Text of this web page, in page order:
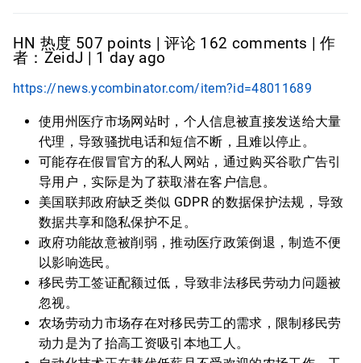
HN 热度 507 points | 评论 162 comments | 作
者：ZeidJ | 1 day ago
https://news.ycombinator.com/item?id=48011689
使用州医疗市场网站时，个人信息被直接发送给大量
代理，导致骚扰电话和短信不断，且难以停止。
可能存在假冒官方的私人网站，通过购买谷歌广告引
导用户，实际是为了获取潜在客户信息。
美国联邦政府缺乏类似 GDPR 的数据保护法规，导致
数据共享和隐私保护不足。
政府功能故意被削弱，推动医疗政策倒退，制造不便
以影响选民。
移民劳工签证配额过低，导致非法移民劳动力问题被
忽视。
农场劳动力市场存在对移民劳工的需求，限制移民劳
动力是为了抬高工资吸引本地工人。